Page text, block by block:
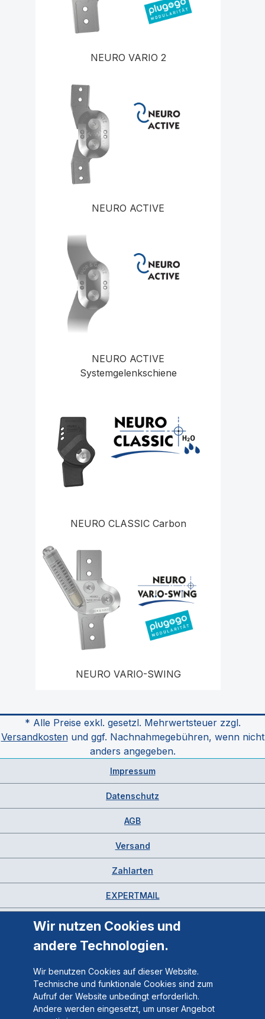
NEURO VARIO 2
NEURO ACTIVE
NEURO ACTIVE
Systemgelenkschiene
NEURO CLASSIC Carbon
NEURO VARIO-SWING
* Alle Preise exkl. gesetzl. Mehrwertsteuer zzgl.
Versandkostenund ggf. Nachnahmegebühren, wenn nicht
anders angegeben.
Impressum
Datenschutz
AGB
Versand
Zahlarten
EXPERTMAIL
Wir nutzen Cookies und
andere Technologien.
Wir benutzen Cookies auf dieser Website.
Technische und funktionale Cookies sind zum
Aufruf der Website unbedingt erforderlich.
Andere werden eingesetzt, um unser Angebot